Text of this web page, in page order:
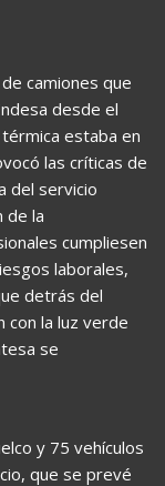
camiones que
desde el
estaba en
las críticas de
del servicio
de la
cumpliesen
laborales,
detrás del
con la luz verde
se
y 75 vehículos
que se prevé